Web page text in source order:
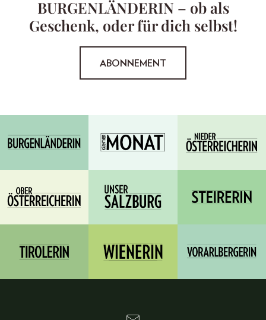
BURGENLÄNDERIN – ob als
Geschenk, oder für dich selbst!
ABONNEMENT